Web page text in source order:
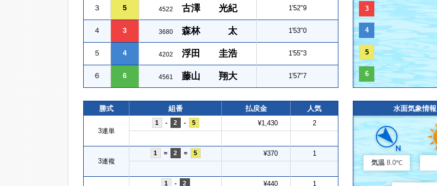
３ 5 4522 古澤 光紀 1'52"9
４ 3 3680 森林 太 1'53"0
５ 4 4202 浮田 圭浩 1'55"3
６ 6 4561 藤山 翔大 1'57"7
3
4
5
6
勝式 組番 払戻金 人気
3連単
1 - 2 - 5 ¥1,430 2
3連複
1 = 2 = 5 ¥370 1
1 - 2 ¥440 1
水面気象情報
気温 8.0℃